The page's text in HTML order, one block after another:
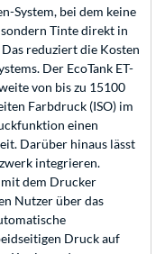
System, bei dem keine
Tinte direkt in
reduziert die Kosten
Der EcoTank ET-
von bis zu 15100
Farbdruck (ISO) im
einen
Darüber hinaus lässt
integrieren.
dem Drucker
Nutzer über das
Druck auf